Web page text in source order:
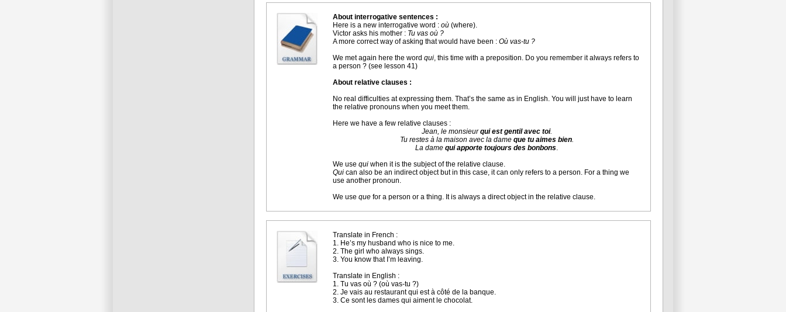
About interrogative sentences :
Here is a new interrogative word : où (where).
Victor asks his mother : Tu vas où ?
A more correct way of asking that would have been : Où vas-tu ?
We met again here the word qui, this time with a preposition. Do you remember it always refers to
a person ? (see lesson 41)
About relative clauses :
No real difficulties at expressing them. That’s the same as in English. You will just have to learn
the relative pronouns when you meet them.
Here we have a few relative clauses :
Jean, le monsieurqui est gentil avec toi.
Tu restes à la maison avec la dame que tu aimes bien.
La dame qui apporte toujours des bonbons.
We use qui when it is the subject of the relative clause.
Qui can also be an indirect object but in this case, it can only refers to a person. For a thing we
use another pronoun.
We use que for a person or a thing. It is always a direct object in the relative clause.
Translate in French :
1. He’s my husband who is nice to me.
2. The girl who always sings.
3. You know that I’m leaving.
Translate in English :
1. Tu vas où ? (où vas-tu ?)
2. Je vais au restaurant qui est à côté de la banque.
3. Ce sont les dames qui aiment le chocolat.